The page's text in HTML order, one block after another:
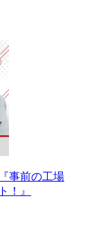
事前の工場
！』